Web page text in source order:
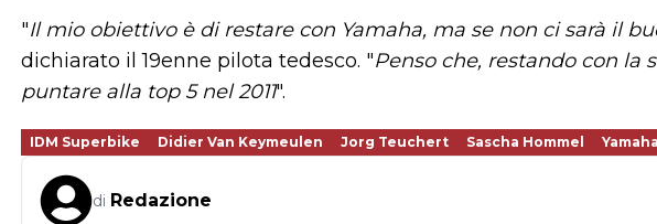
"Il mio obiettivo è di restare con Yamaha, ma se non ci sarà il
dichiarato il 19enne pilota tedesco. "Penso che, restando con la
puntare alla top 5 nel 2011".
IDM Superbike Didier Van Keymeulen Jorg Teuchert Sascha Hommel
di Redazione